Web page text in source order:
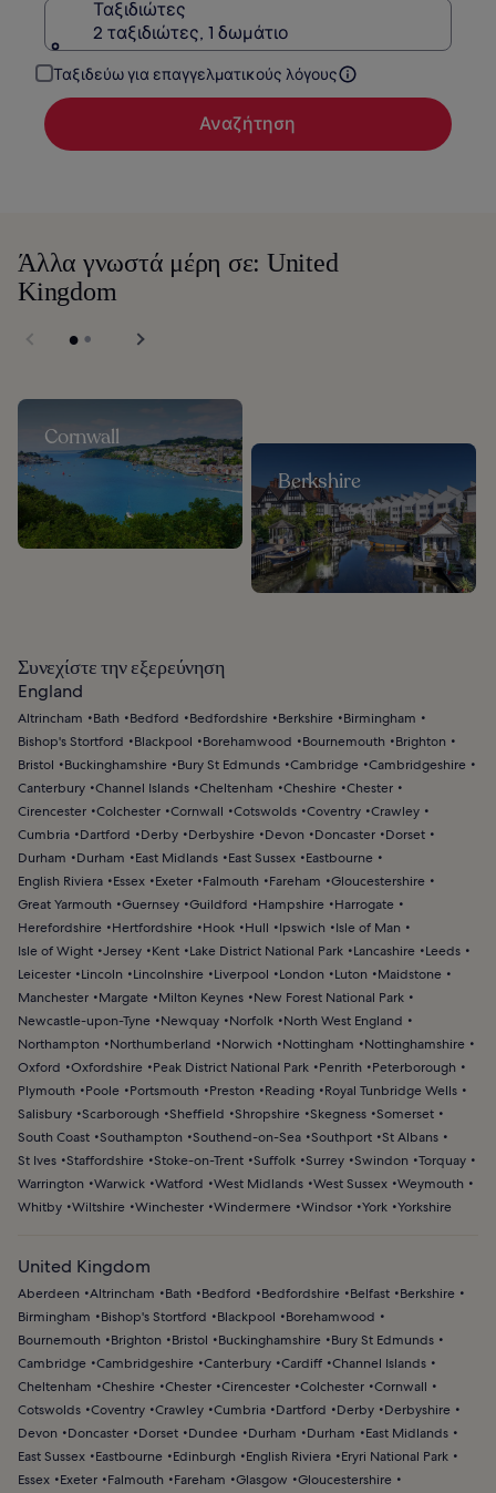
Ταξιδιώτες
2 ταξιδιώτες, 1 δωμάτιο
Ταξιδεύω για επαγγελματικούς λόγους
Αναζήτηση
Άλλα γνωστά μέρη σε: United
Kingdom
Cornwall
Berkshire
Συνεχίστε την εξερεύνηση
England
Altrincham Bath Bedford Bedfordshire Berkshire
Birmingham
Bishop's Stortford
Blackpool Borehamwood Bournemouth
Brighton
Bristol
Buckinghamshire Bury St Edmunds Cambridge Cambridgeshire
Canterbury Channel Islands Cheltenham Cheshire Chester
Cirencester Colchester Cornwall Cotswolds Coventry Crawley
Cumbria
Dartford Derby Derbyshire Devon Doncaster
Dorset
Durham
Durham East Midlands East Sussex
Eastbourne
English Riviera
Essex Exeter Falmouth Fareham
Gloucestershire
Great Yarmouth
Guernsey Guildford Hampshire
Harrogate
Herefordshire
Hertfordshire Hook Hull Ipswich
Isle of Man
Isle of Wight Jersey Kent Lake District National Park Lancashire
Leeds
Leicester
Lincoln Lincolnshire Liverpool London Luton
Maidstone
Manchester
Margate Milton Keynes
New Forest National Park
Newcastle-upon-Tyne
Newquay Norfolk
North West England
Northampton
Northumberland Norwich Nottingham
Nottinghamshire
Oxford
Oxfordshire Peak District National Park Penrith
Peterborough
Plymouth
Poole Portsmouth Preston Reading
Royal Tunbridge Wells
Salisbury Scarborough Sheffield Shropshire Skegness Somerset
South Coast Southampton Southend-on-Sea Southport St Albans
St Ives Staffordshire Stoke-on-Trent Suffolk Surrey Swindon
Torquay
Warrington
Warwick Watford West Midlands West Sussex Weymouth
Whitby Wiltshire Winchester Windermere Windsor York Yorkshire
United Kingdom
Aberdeen Altrincham Bath Bedford Bedfordshire Belfast
Berkshire
Birmingham
Bishop's Stortford Blackpool
Borehamwood
Bournemouth
Brighton Bristol Buckinghamshire
Bury St Edmunds
Cambridge Cambridgeshire Canterbury Cardiff Channel Islands
Cheltenham
Cheshire Chester Cirencester Colchester Cornwall
Cotswolds Coventry Crawley Cumbria Dartford Derby
Derbyshire
Devon
Doncaster Dorset Dundee Durham Durham
East Midlands
East Sussex
Eastbourne Edinburgh English Riviera
Eryri National Park
Essex
Exeter Falmouth Fareham Glasgow
Gloucestershire